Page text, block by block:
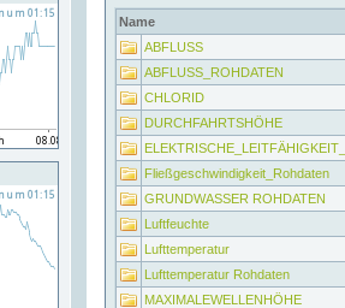
Name
ABFLUSS
ABFLUSS_ROHDATEN
CHLORID
DURCHFAHRTSHÖHE
Fließgeschwindigkeit_Rohdaten
GRUNDWASSER ROHDATEN
Luftfeuchte
Lufttemperatur
Lufttemperatur Rohdaten
MAXIMALEWELLENHÖHE